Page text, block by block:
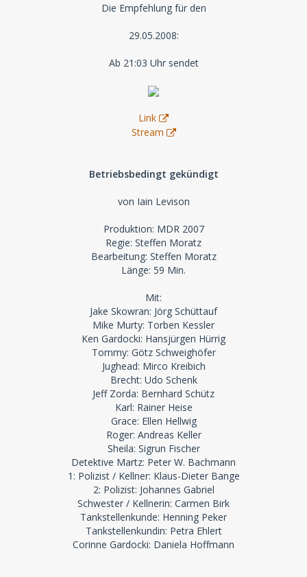
Die Empfehlung für den
29.05.2008:
Ab 21:03 Uhr sendet
Link
Stream
Betriebsbedingt gekündigt
von Iain Levison
Produktion: MDR 2007
Regie: Steffen Moratz
Bearbeitung: Steffen Moratz
Länge: 59 Min.
Mit:
Jake Skowran: Jörg Schüttauf
Mike Murty: Torben Kessler
Ken Gardocki: Hansjürgen Hürrig
Tommy: Götz Schweighöfer
Jughead: Mirco Kreibich
Brecht: Udo Schenk
Jeff Zorda: Bernhard Schütz
Karl: Rainer Heise
Grace: Ellen Hellwig
Roger: Andreas Keller
Sheila: Sigrun Fischer
Detektive Martz: Peter W. Bachmann
1: Polizist / Kellner: Klaus-Dieter Bange
2: Polizist: Johannes Gabriel
Schwester / Kellnerin: Carmen Birk
Tankstellenkunde: Henning Peker
Tankstellenkundin: Petra Ehlert
Corinne Gardocki: Daniela Hoffmann